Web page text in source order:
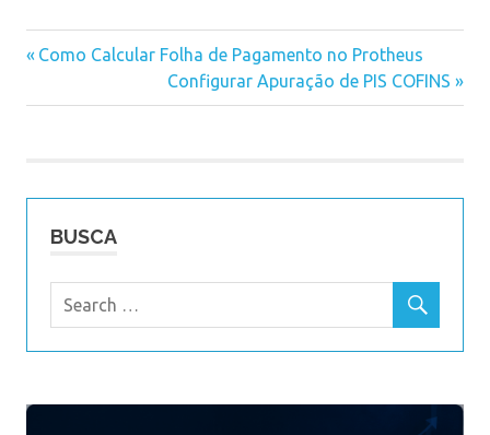
Previous
Como Calcular Folha de Pagamento no Protheus
Next
Post:
Configurar Apuração de PIS COFINS
BUSCA